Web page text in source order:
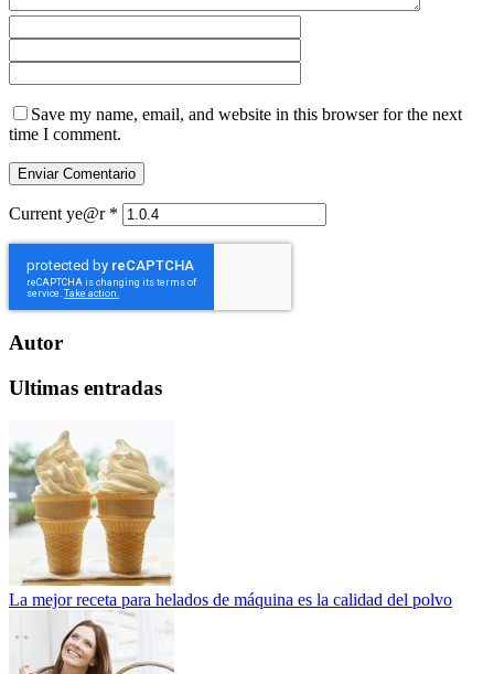
Save my name, email, and website in this browser for the next
time I comment.
Current ye@r *
Autor
Ultimas entradas
La mejor receta para helados de máquina es la calidad del polvo